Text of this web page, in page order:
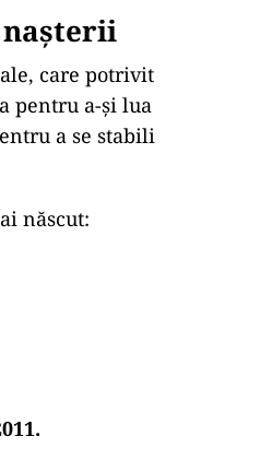
nașterii
care potrivit
pentru a-și lua
a se stabili
născut: